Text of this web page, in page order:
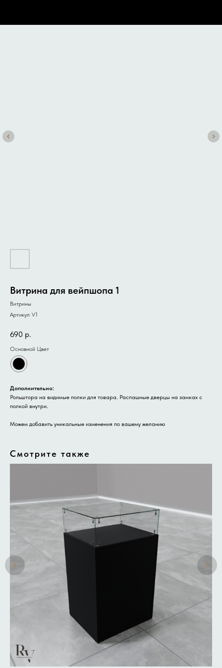
Витрина для вейпшопа 1
Витрины
Артикул: V1
690 р.
Основной Цвет
Дополнительно:
Рольштора на видимые полки для товара. Распашные дверцы на замках с
полкой внутри.
Можем добавить уникальные изменения по вашему желанию
Смотрите также